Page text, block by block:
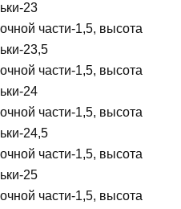
23
части-1,5, высота
23,5
части-1,5, высота
24
части-1,5, высота
24,5
части-1,5, высота
25
части-1,5, высота